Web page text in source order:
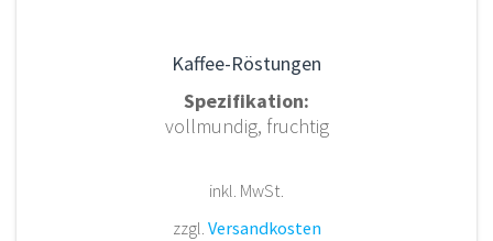
Kaffee-Röstungen
Spezifikation:
vollmundig, fruchtig
inkl. MwSt.
zzgl. Versandkosten